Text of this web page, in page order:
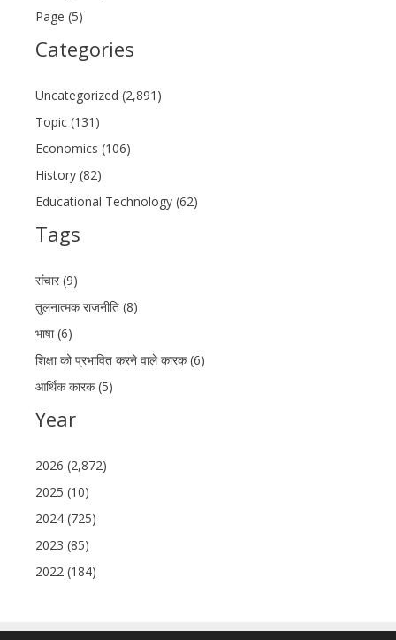
Page (5)
Categories
Uncategorized (2,891)
Topic (131)
Economics (106)
History (82)
Educational Technology (62)
Tags
संचार (9)
तुलनात्मक राजनीति (8)
भाषा (6)
शिक्षा को प्रभावित करने वाले कारक (6)
आर्थिक कारक (5)
Year
2026 (2,872)
2025 (10)
2024 (725)
2023 (85)
2022 (184)